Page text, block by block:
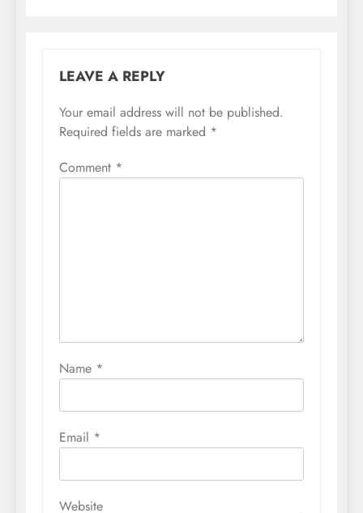
LEAVE A REPLY
Your email address will not be published.
Required fields are marked *
Comment *
Name *
Email *
Website